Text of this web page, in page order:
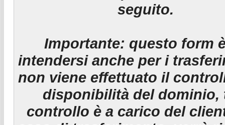
seguito.
Importante: questo form
intendersi anche per i
non viene effettuato il
disponibilità del dominio,
controllo è a carico del